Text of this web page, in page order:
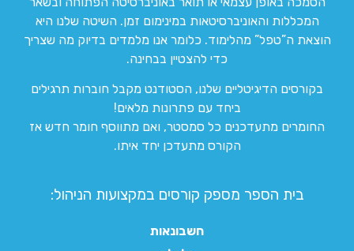
המכללות והאוניברסיטאות במינימום זמן. השיטה שלנו היא
הוצאת ה”טפל” מהלימוד. כלומר אנו מלמדים בדיוק מה שצריך
כדי להצטיין בבחינה.
בקורסים הדיגיטליים שלנו, הסטודנט מקבל חוברות תרגילים
ביחד עם פתרונות מלאים!
החומרים מתעדכנים כל סמסטר, ואם מתווסף חומר חדש אז
הקורס מתעדכן יחד איתו.
בית הספר מספק קורסים במקצועות הניהול:
חשבונאות